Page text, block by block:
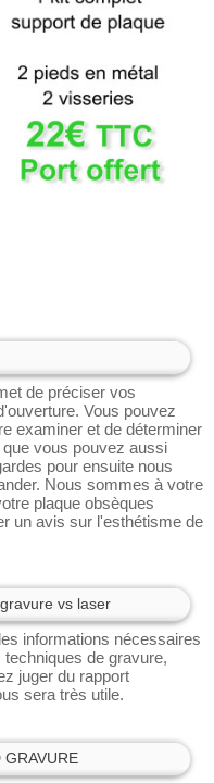
de préciser vos
Vous pouvez
examiner et de déterminer
vous pouvez aussi
pour ensuite nous
Nous sommes à votre
plaque obsèques
un avis sur l'esthétisme de
vs laser
informations nécessaires
de gravure,
juger du rapport
sera très utile.